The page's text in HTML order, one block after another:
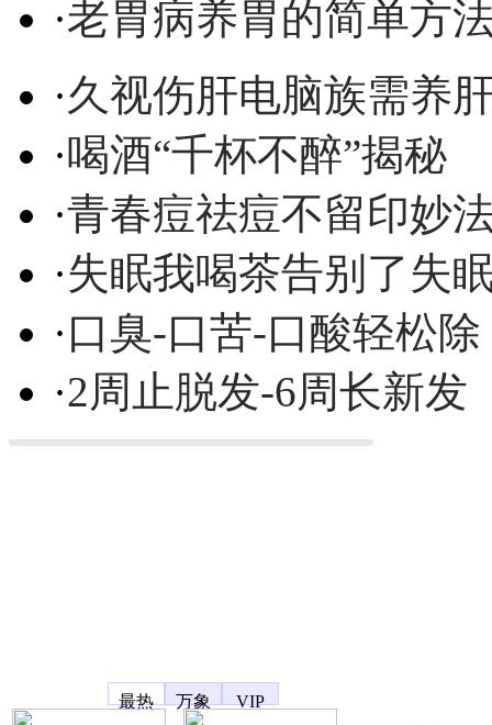
·老胃病养胃的简单方
·久视伤肝电脑族需养
·喝酒“千杯不醉”揭秘
·青春痘祛痘不留印妙
·失眠我喝茶告别了失
·口臭-口苦-口酸轻松除
·2周止脱发-6周长新发
最热
万象 VIP